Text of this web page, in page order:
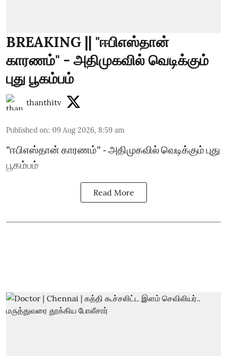
BREAKING || "ஈபிஎஸ்தான்
காரணம்" - அதிமுகவில் வெடிக்கும்
புது பூகம்பம்
thanthitv
Published on: 09 Aug 2026, 8:59 am
"ஈபிஎஸ்தான் காரணம்" - அதிமுகவில் வெடிக்கும் புது
பூகம்பம்
Read More